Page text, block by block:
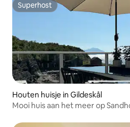
Superhost
Superhost
Houten huisje in Gildeskål
Mooi huis aan het meer op